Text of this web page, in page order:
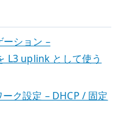
ション –
L3 uplink として使う
ク設定 – DHCP / 固定